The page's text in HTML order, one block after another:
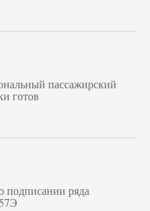
пассажирский
готов
подписании ряда